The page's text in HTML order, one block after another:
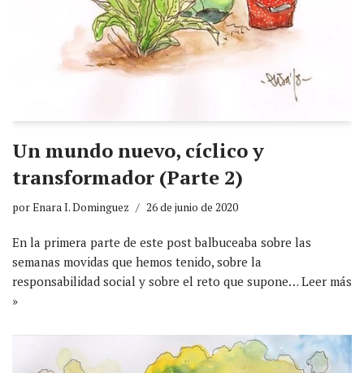
Un mundo nuevo, cíclico y
transformador (Parte 2)
porEnara I. Dominguez 26 de junio de 2020
En la primera parte de este post balbuceaba sobre las
semanas movidas que hemos tenido, sobre la
responsabilidad social y sobre el reto que supone…Leer más
»